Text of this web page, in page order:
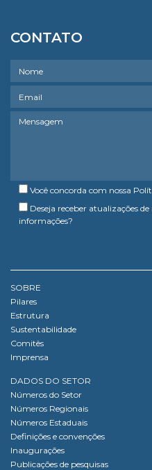
CONTATO
Você concorda com nossa
Deseja receber atualizações
informações?
SOBRE
Pilares
Estrutura
Sustentabilidade
Comitês
Imprensa
DADOS DO SETOR
Números do Setor
Números Regionais
Números Estaduais
Definições e convenções
Inaugurações
Publicações de pesquisas